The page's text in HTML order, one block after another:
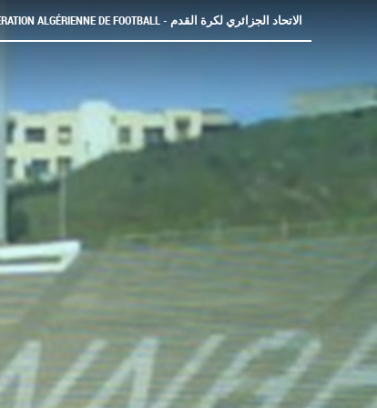
FÉDÉRATION ALGÉRIENNE DE FOOTBALL - الاتحاد الجزائري لكرة القدم